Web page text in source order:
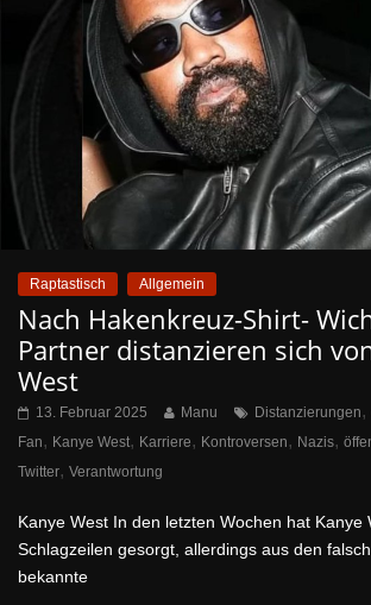
Raptastisch Allgemein
Nach Hakenkreuz-Shirt-
Partner distanzieren sich
West
13. Februar 2025 Manu Distanzierungen,
Fan, Kanye West, Karriere, Kontroversen, Nazis,
Twitter, Verantwortung
Kanye West In den letzten Wochen hat Kanye
Schlagzeilen gesorgt, allerdings aus den
bekannte